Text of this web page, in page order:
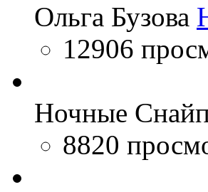
Ольга Бузова
12906
Ночные
8820